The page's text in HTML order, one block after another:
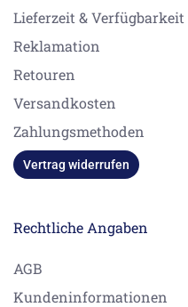
Lieferzeit & Verfügbarkeit
Reklamation
Retouren
Versandkosten
Zahlungsmethoden
Vertrag widerrufen
Rechtliche Angaben
AGB
Kundeninformationen